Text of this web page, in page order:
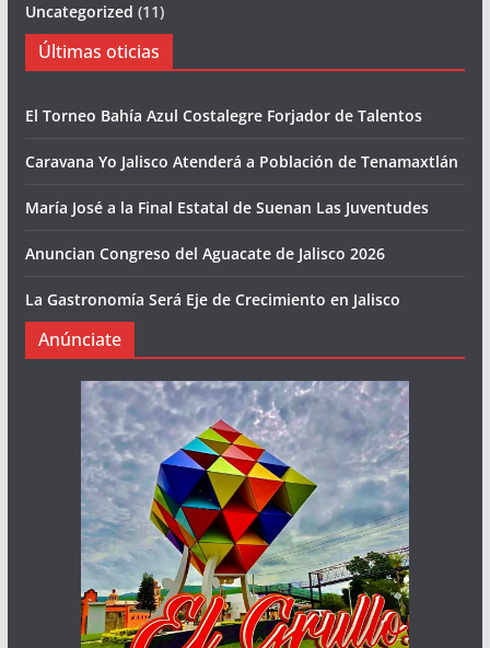
Uncategorized (11)
Últimas oticias
El Torneo Bahía Azul Costalegre Forjador de Talentos
Caravana Yo Jalisco Atenderá a Población de Tenamaxtlán
María José a la Final Estatal de Suenan Las Juventudes
Anuncian Congreso del Aguacate de Jalisco 2026
La Gastronomía Será Eje de Crecimiento en Jalisco
Anúnciate